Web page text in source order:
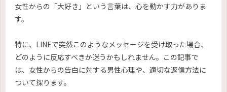
女性からの「大好き」という言葉は、心を動かす力がありま
す。
特に、LINEで突然このようなメッセージを受け取った場合、
どのように反応すべきか迷うかもしれません。この記事で
は、女性からの告白に対する男性心理や、適切な返信方法に
ついて探ります。